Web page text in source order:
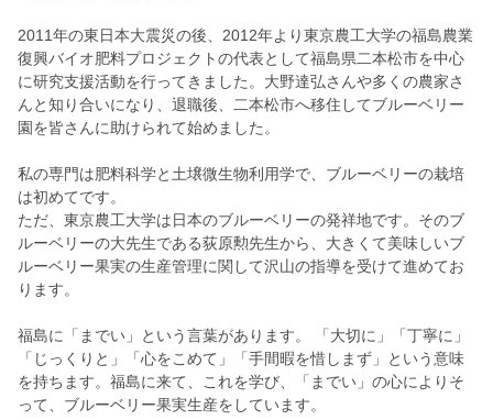
2011年の東日本大震災の後、2012年より東京農工大学の福島農業
復興バイオ肥料プロジェクトの代表として福島県二本松市を中心
に研究支援活動を行ってきました。大野達弘さんや多くの農家さ
んと知り合いになり、退職後、二本松市へ移住してブルーベリー
園を皆さんに助けられて始めました。
私の専門は肥料科学と土壌微生物利用学で、ブルーベリーの栽培
は初めてです。
ただ、東京農工大学は日本のブルーベリーの発祥地です。そのブ
ルーベリーの大先生である荻原勲先生から、大きくて美味しいブ
ルーベリー果実の生産管理に関して沢山の指導を受けて進めてお
ります。
福島に「までい」という言葉があります。 「大切に」「丁寧に」
「じっくりと」「心をこめて」「手間暇を惜しまず」という意味
を持ちます。福島に来て、これを学び、「までい」の心によりそ
って、ブルーベリー果実生産をしています。